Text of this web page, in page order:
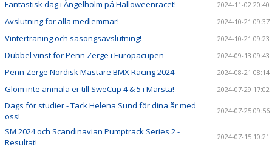
Fantastisk dag i Ängelholm på Halloweenracet! 2024-11-02 20:40
Avslutning för alla medlemmar! 2024-10-21 09:37
Vinterträning och säsongsavslutning! 2024-10-21 09:23
Dubbel vinst för Penn Zerge i Europacupen 2024-09-13 09:43
Penn Zerge Nordisk Mästare BMX Racing 2024 2024-08-21 08:14
Glöm inte anmäla er till SweCup 4 & 5 i Märsta! 2024-07-29 17:02
Dags för studier - Tack Helena Sund för dina år med
oss!
2024-07-25 09:56
SM 2024 och Scandinavian Pumptrack Series 2 -
Resultat!
2024-07-15 10:21